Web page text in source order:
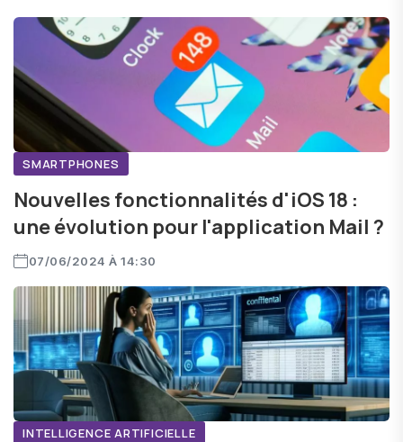
SMARTPHONES
Nouvelles fonctionnalités d'iOS 18 :
une évolution pour l'application Mail ?
07/06/2024 À 14:30
INTELLIGENCE ARTIFICIELLE